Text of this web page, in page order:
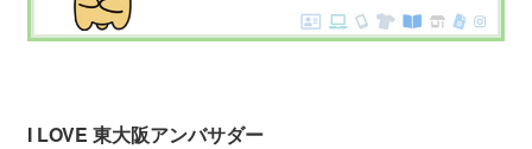
I LOVE 東大阪アンバサダー